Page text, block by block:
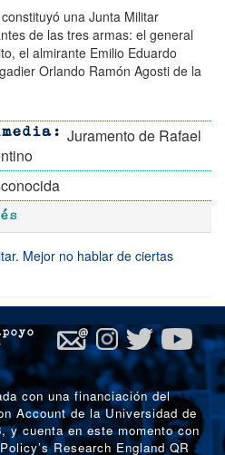
una Junta Militar
de las tres armas: el general
el almirante Emilio Eduardo
Orlando Ramón Agosti de la
Juramento de Rafael
Mejor no hablar de ciertas
con una financiación del
Account de la Universidad de
y cuenta en este momento con
Research England QR